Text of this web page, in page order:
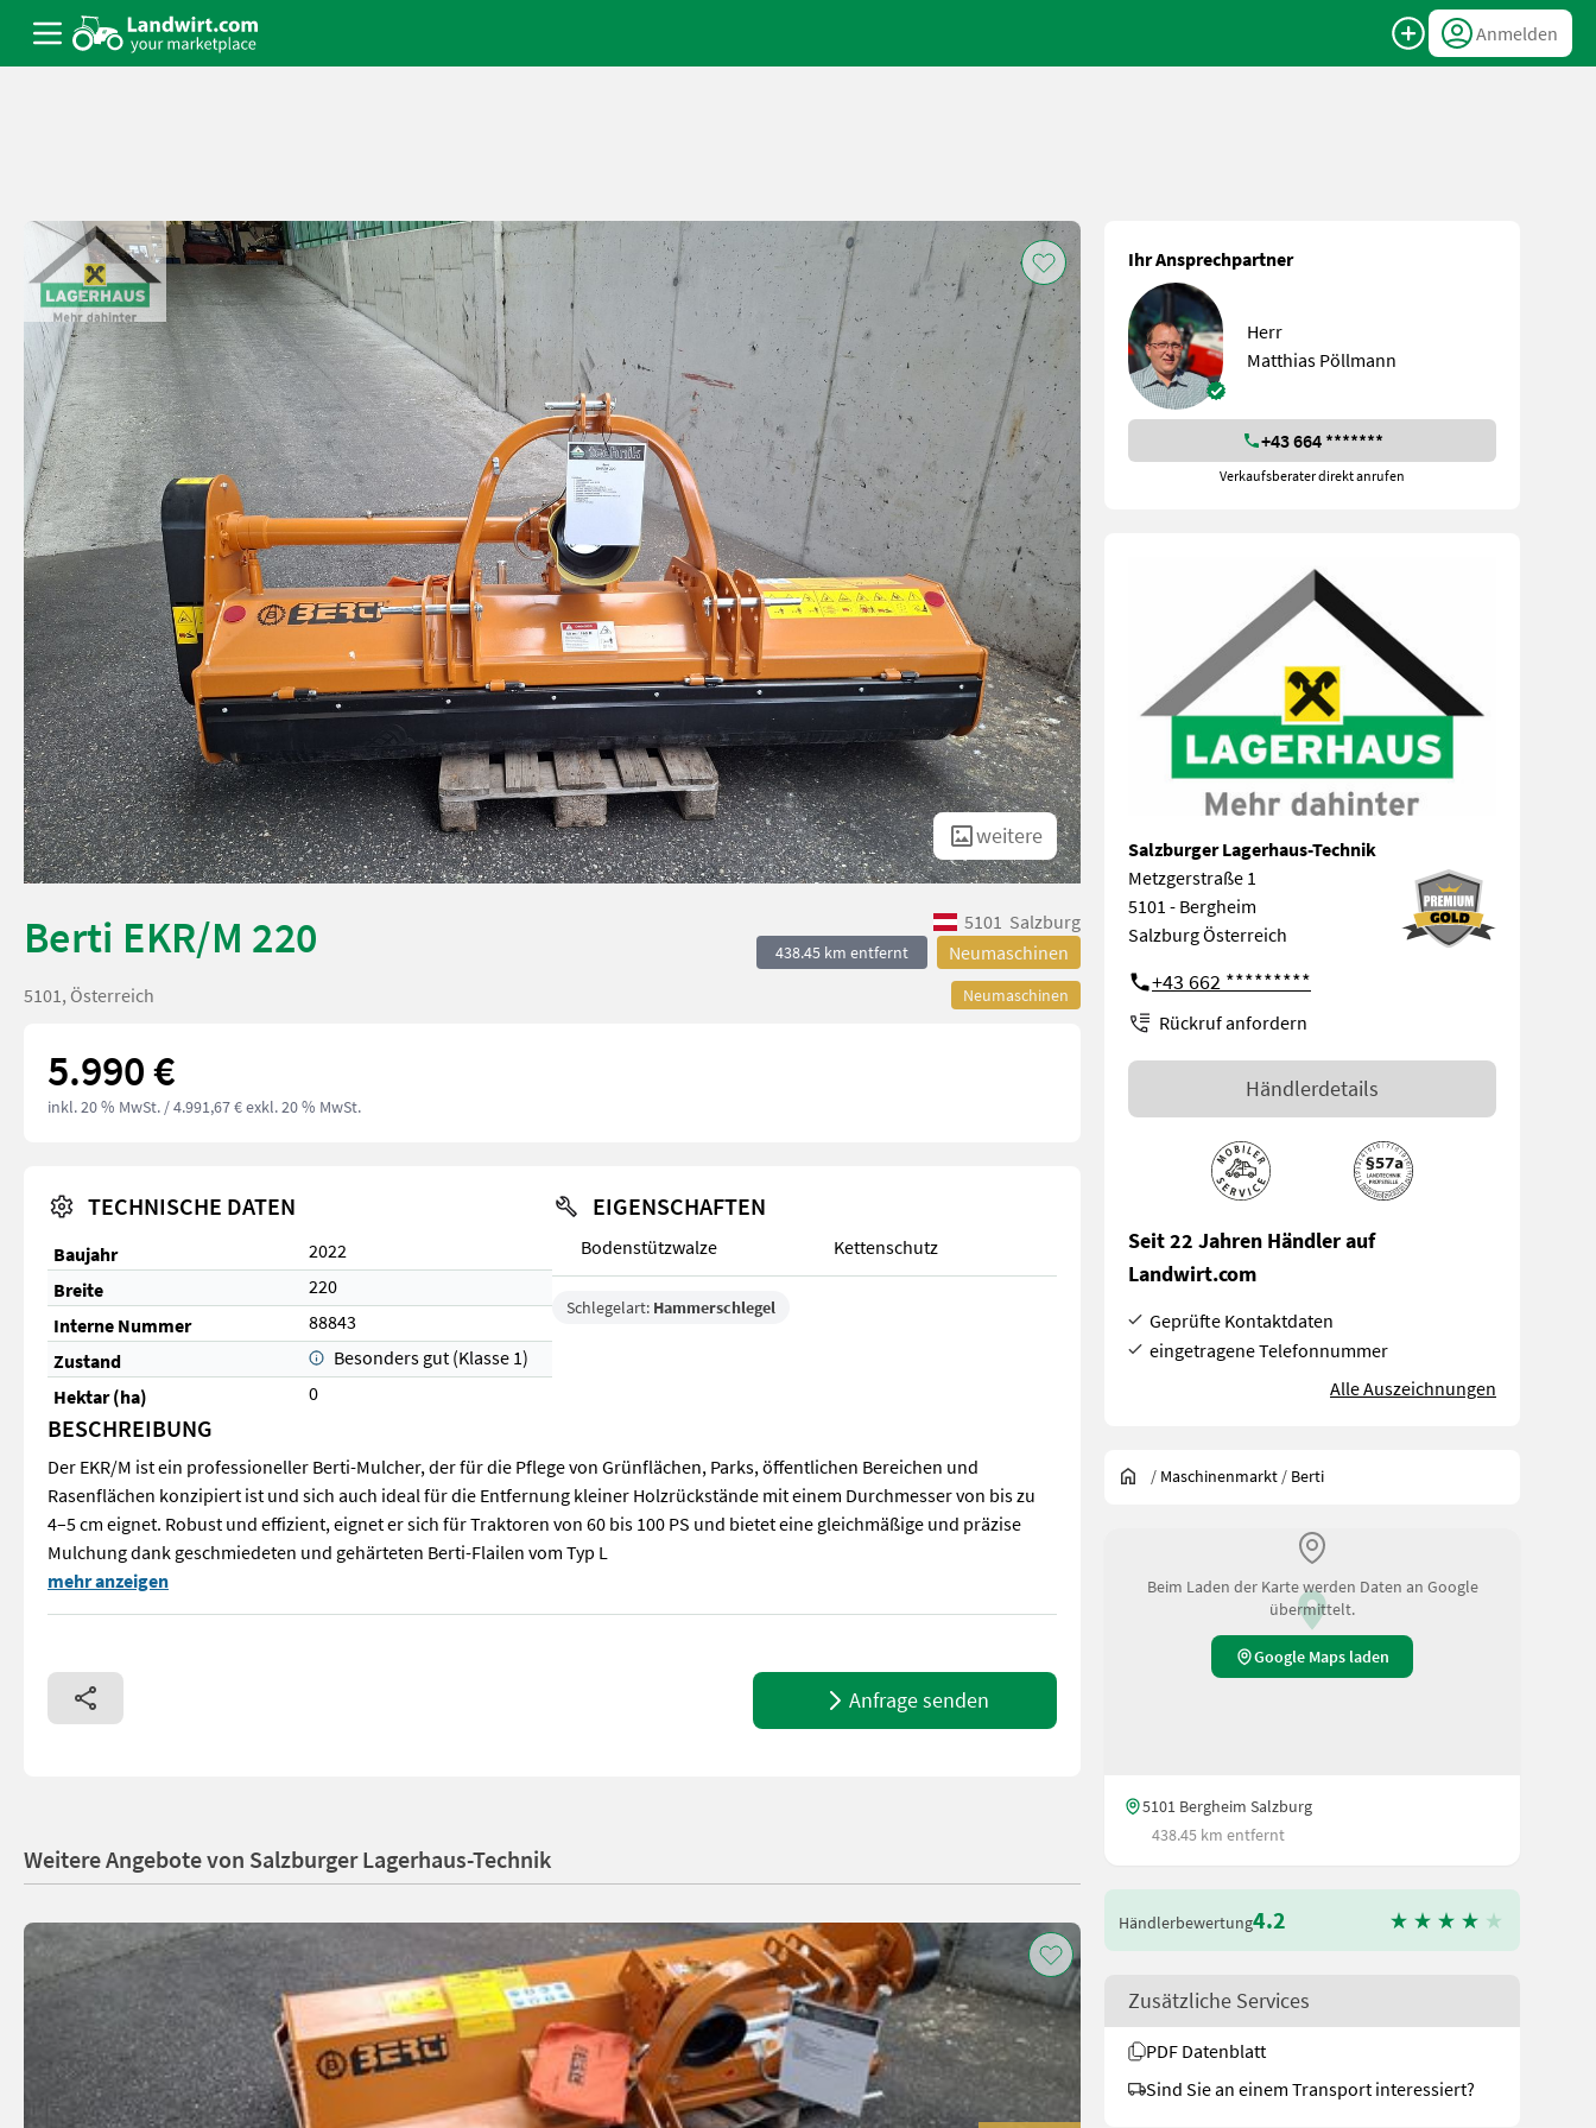
Anmelden
weitere
Berti EKR/M 220 5101 Salzburg
438.45 km entfernt Neumaschinen
Neumaschinen
5101, Österreich
5.990 €
inkl. 20 % MwSt. / 4.991,67 € exkl. 20 % MwSt.
TECHNISCHE DATEN
Baujahr
2022
Breite
220
Interne Nummer
88843
Zustand
Besonders gut (Klasse 1)
Hektar (ha)
0
EIGENSCHAFTEN
Bodenstützwalze Kettenschutz
Schlegelart: Hammerschlegel
BESCHREIBUNG
Der EKR/M ist ein professioneller Berti-Mulcher, der für die Pflege von Grünflächen, Parks, öffentlichen Bereichen und
Rasenflächen konzipiert ist und sich auch ideal für die Entfernung kleiner Holzrückstände mit einem Durchmesser von bis zu
4–5 cm eignet. Robust und effizient, eignet er sich für Traktoren von 60 bis 100 PS und bietet eine gleichmäßige und präzise
Mulchung dank geschmiedeten und gehärteten Berti-Flailen vom Typ L
Der EKR/M ist ein professioneller Berti-Mulcher, der für die Pflege von Grünflächen, Parks, öffentlichen Bereichen und Rasenflächen konzipiert ist und sich auch ideal für die Entfernung kleiner
mehr anzeigen
Anfrage senden
Ihr Ansprechpartner
Herr
Matthias Pöllmann
+43 664 *******
Verkaufsberater direkt anrufen
Salzburger Lagerhaus-Technik
Metzgerstraße 1
5101 - Bergheim
Salzburg Österreich
+43 662 *********
Rückruf anfordern
Händlerdetails
Seit 22 Jahren Händler auf
Landwirt.com
Geprüfte Kontaktdaten
eingetragene Telefonnummer
Alle Auszeichnungen
/ Maschinenmarkt / Berti
Beim Laden der Karte werden Daten an Google
übermittelt.
Google Maps laden
5101 Bergheim Salzburg
438.45 km entfernt
Händlerbewertung4.2
Zusätzliche Services
PDF Datenblatt
Sind Sie an einem Transport interessiert?
Weitere Angebote von Salzburger Lagerhaus-Technik